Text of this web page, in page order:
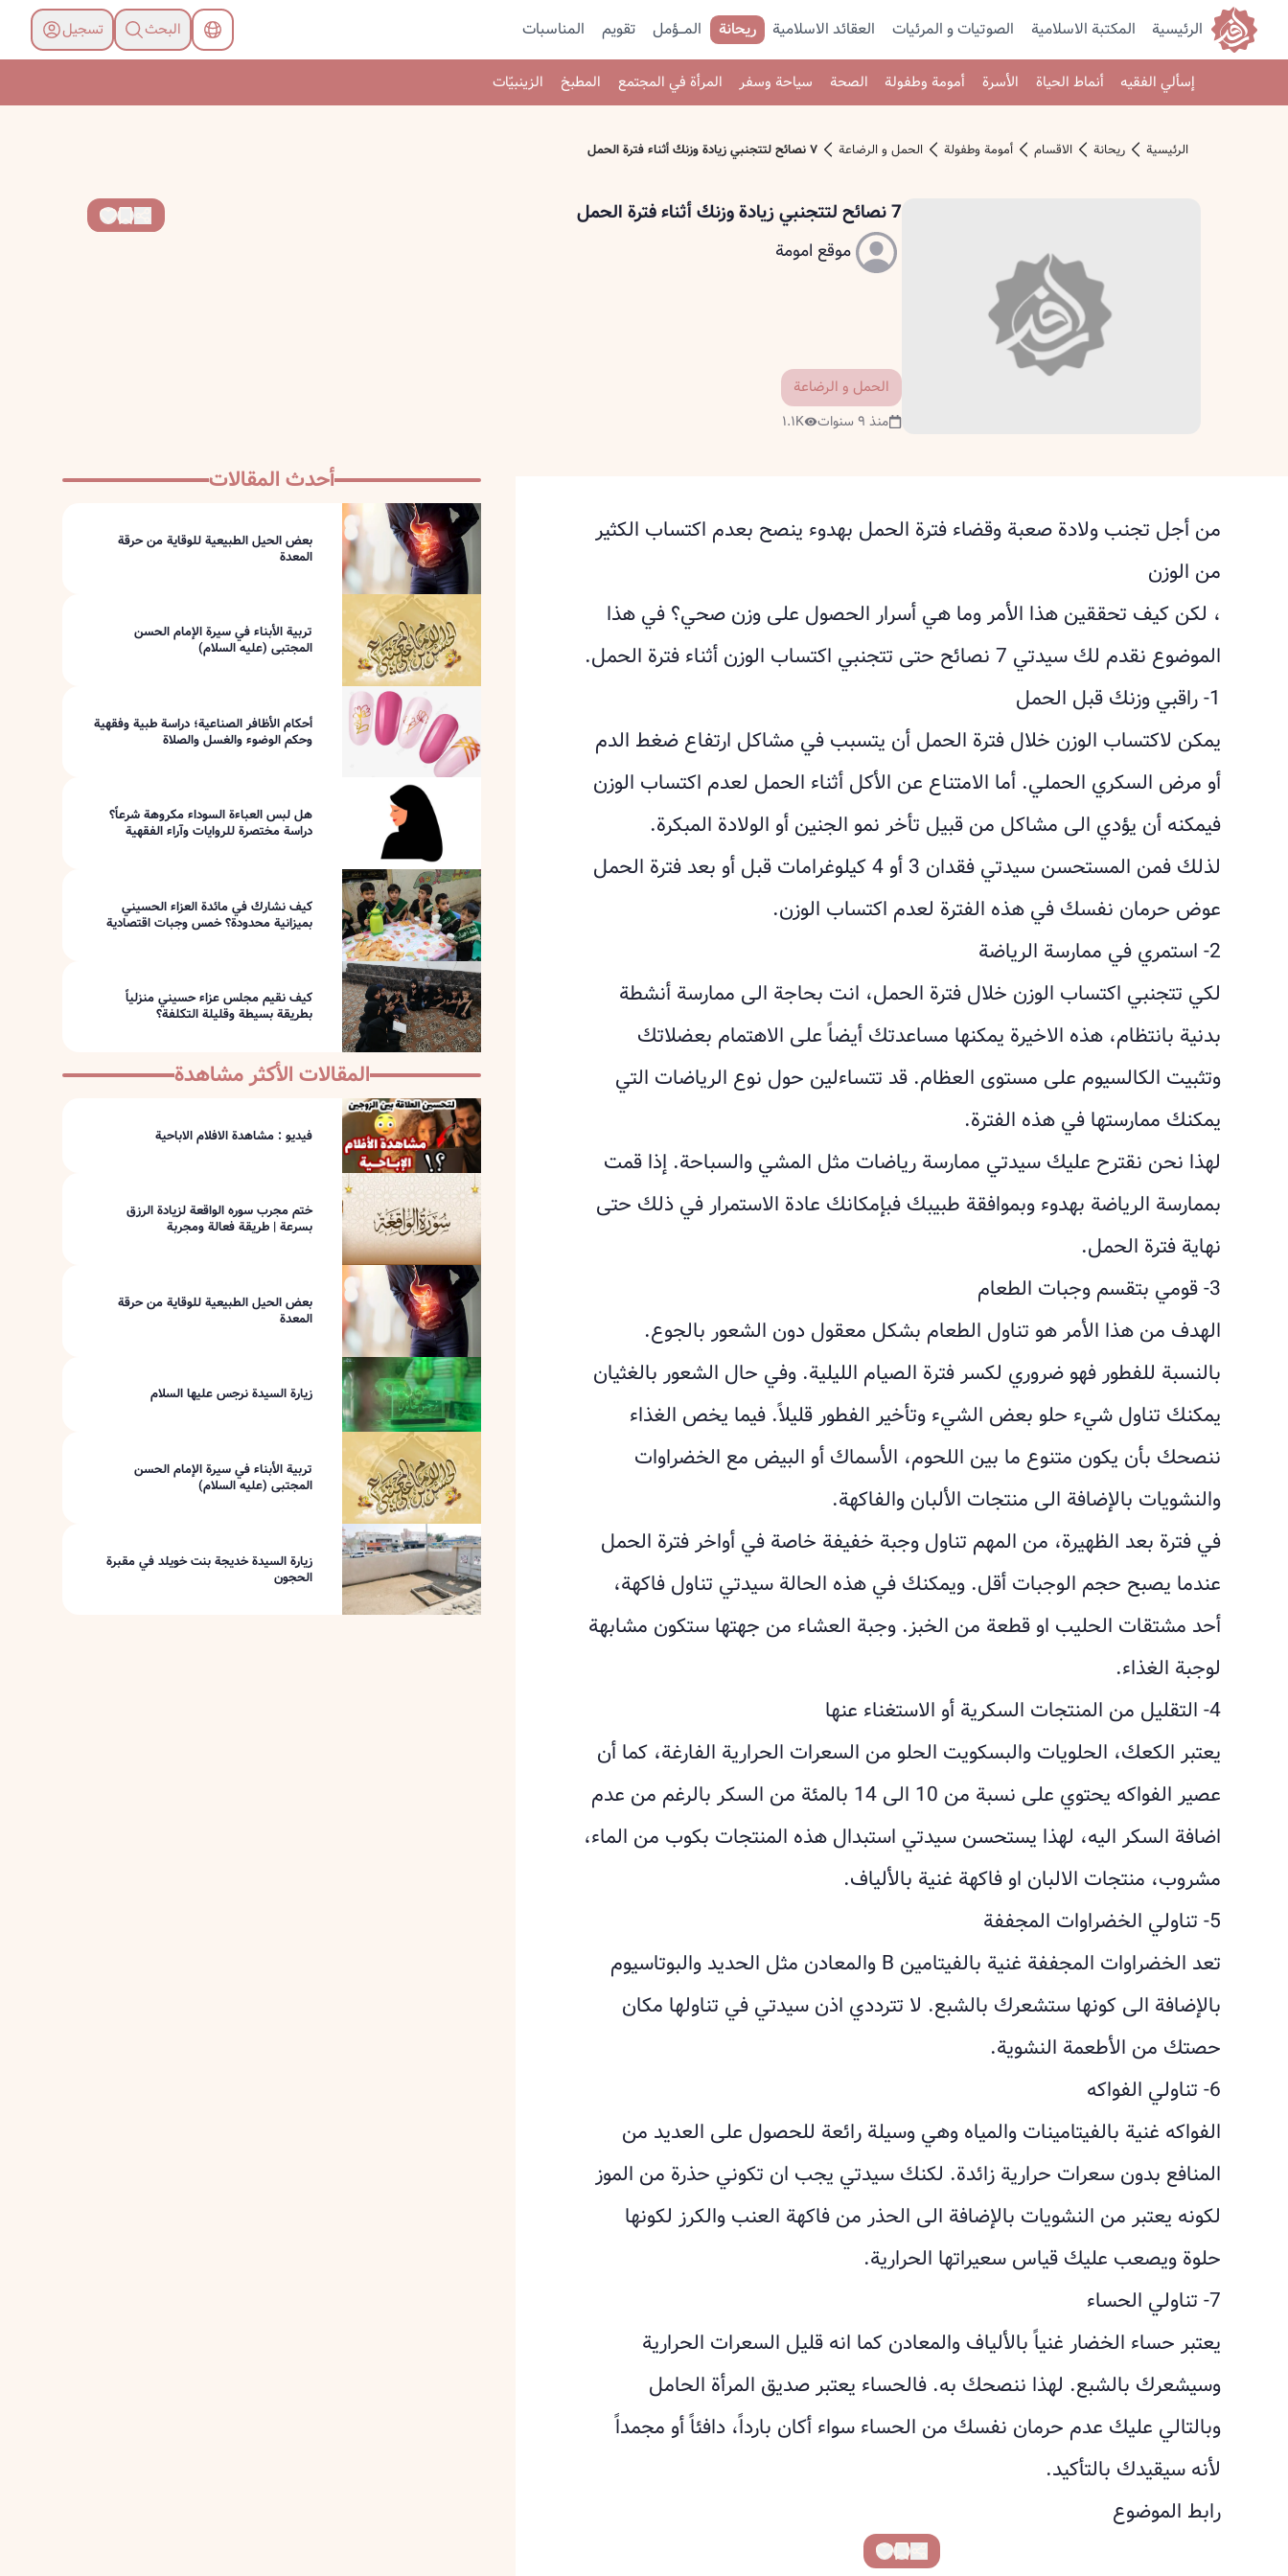
الرئيسية المكتبة الاسلامية الصوتیات و المرئیات العقائد الاسلامية ريحانة المـــؤمل تقویم المناسبات البحث تسجیل
إسألي الفقيه أنماط الحياة الأسرة أمومة وطفولة الصحة سياحة وسفر المرأة في المجتمع المطبخ الزينبيّات
الرئیسیة ريحانة الاقسام أمومة وطفولة الحمل و الرضاعة ٧ نصائح لتتجنبي زيادة وزنك أثناء فترة الحمل
7 نصائح لتتجنبي زيادة وزنك أثناء فترة الحمل
موقع امومة
الحمل و الرضاعة
منذ ٩ سنوات ١.١K
من أجل تجنب ولادة صعبة وقضاء فترة الحمل بهدوء ينصح بعدم اكتساب الكثير
من الوزن
، لكن كيف تحققين هذا الأمر وما هي أسرار الحصول على وزن صحي؟ في هذا
الموضوع نقدم لك سيدتي 7 نصائح حتى تتجنبي اكتساب الوزن أثناء فترة الحمل.
1- راقبي وزنك قبل الحمل
يمكن لاكتساب الوزن خلال فترة الحمل أن يتسبب في مشاكل ارتفاع ضغط الدم
أو مرض السكري الحملي. أما الامتناع عن الأكل أثناء الحمل لعدم اكتساب الوزن
فيمكنه أن يؤدي الى مشاكل من قبيل تأخر نمو الجنين أو الولادة المبكرة.
لذلك فمن المستحسن سيدتي فقدان 3 أو 4 كيلوغرامات قبل أو بعد فترة الحمل
عوض حرمان نفسك في هذه الفترة لعدم اكتساب الوزن.
2- استمري في ممارسة الرياضة
لكي تتجنبي اكتساب الوزن خلال فترة الحمل، انت بحاجة الى ممارسة أنشطة
بدنية بانتظام، هذه الاخيرة يمكنها مساعدتك أيضاً على الاهتمام بعضلاتك
وتثبيت الكالسيوم على مستوى العظام. قد تتساءلين حول نوع الرياضات التي
يمكنك ممارستها في هذه الفترة.
لهذا نحن نقترح عليك سيدتي ممارسة رياضات مثل المشي والسباحة. إذا قمت
بممارسة الرياضة بهدوء وبموافقة طبيبك فبإمكانك عادة الاستمرار في ذلك حتى
نهاية فترة الحمل.
3- قومي بتقسم وجبات الطعام
الهدف من هذا الأمر هو تناول الطعام بشكل معقول دون الشعور بالجوع.
بالنسبة للفطور فهو ضروري لكسر فترة الصيام الليلية. وفي حال الشعور بالغثيان
يمكنك تناول شيء حلو بعض الشيء وتأخير الفطور قليلاً. فيما يخص الغذاء
ننصحك بأن يكون متنوع ما بين اللحوم، الأسماك أو البيض مع الخضراوات
والنشويات بالإضافة الى منتجات الألبان والفاكهة.
في فترة بعد الظهيرة، من المهم تناول وجبة خفيفة خاصة في أواخر فترة الحمل
عندما يصبح حجم الوجبات أقل. ويمكنك في هذه الحالة سيدتي تناول فاكهة،
أحد مشتقات الحليب او قطعة من الخبز. وجبة العشاء من جهتها ستكون مشابهة
لوجبة الغذاء.
4- التقليل من المنتجات السكرية أو الاستغناء عنها
يعتبر الكعك، الحلويات والبسكويت الحلو من السعرات الحرارية الفارغة، كما أن
عصير الفواكه يحتوي على نسبة من 10 الى 14 بالمئة من السكر بالرغم من عدم
اضافة السكر اليه، لهذا يستحسن سيدتي استبدال هذه المنتجات بكوب من الماء،
مشروب، منتجات الالبان او فاكهة غنية بالألياف.
5- تناولي الخضراوات المجففة
تعد الخضراوات المجففة غنية بالفيتامين B والمعادن مثل الحديد والبوتاسيوم
بالإضافة الى كونها ستشعرك بالشبع. لا تترددي اذن سيدتي في تناولها مكان
حصتك من الأطعمة النشوية.
6- تناولي الفواكه
الفواكه غنية بالفيتامينات والمياه وهي وسيلة رائعة للحصول على العديد من
المنافع بدون سعرات حرارية زائدة. لكنك سيدتي يجب ان تكوني حذرة من الموز
لكونه يعتبر من النشويات بالإضافة الى الحذر من فاكهة العنب والكرز لكونها
حلوة ويصعب عليك قياس سعيراتها الحرارية.
7- تناولي الحساء
يعتبر حساء الخضار غنياً بالألياف والمعادن كما انه قليل السعرات الحرارية
وسيشعرك بالشبع. لهذا ننصحك به. فالحساء يعتبر صديق المرأة الحامل
وبالتالي عليك عدم حرمان نفسك من الحساء سواء أكان بارداً، دافئاً أو مجمداً
لأنه سيقيدك بالتأكيد.
رابط الموضوع
أحدث المقالات
بعض الحيل الطبيعية للوقاية من حرقة
المعدة
تربية الأبناء في سيرة الإمام الحسن
المجتبى (عليه السلام)
أحكام الأظافر الصناعية؛ دراسة طبية وفقهية
وحكم الوضوء والغسل والصلاة
هل لبس العباءة السوداء مكروهة شرعاً؟
دراسة مختصرة للروايات وآراء الفقهية
كيف نشارك في مائدة العزاء الحسيني
بميزانية محدودة؟ خمس وجبات اقتصادية
كيف نقيم مجلس عزاء حسيني منزلياً
بطريقة بسيطة وقليلة التكلفة؟
المقالات الأكثر مشاهدة
فيديو : مشاهدة الافلام الاباحية
ختم مجرب سوره الواقعة لزيادة الرزق
بسرعة | طريقة فعالة ومجربة
بعض الحيل الطبيعية للوقاية من حرقة
المعدة
زيارة السيدة نرجس عليها السلام
تربية الأبناء في سيرة الإمام الحسن
المجتبى (عليه السلام)
زيارة السيدة خديجة بنت خويلد في مقبرة
الحجون